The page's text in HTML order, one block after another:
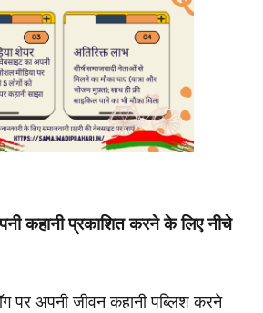
कहानी प्रकाशित करने के लिए नीचे
पर अपनी जीवन कहानी पब्लिश करने